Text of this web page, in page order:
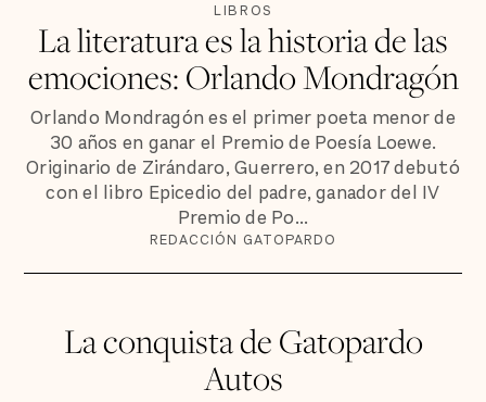
LIBROS
La literatura es la historia de las
emociones: Orlando Mondragón
Orlando Mondragón es el primer poeta menor de
30 años en ganar el Premio de Poesía Loewe.
Originario de Zirándaro, Guerrero, en 2017 debutó
con el libro Epicedio del padre, ganador del IV
Premio de Po...
REDACCIÓN GATOPARDO
La conquista de Gatopardo
Autos